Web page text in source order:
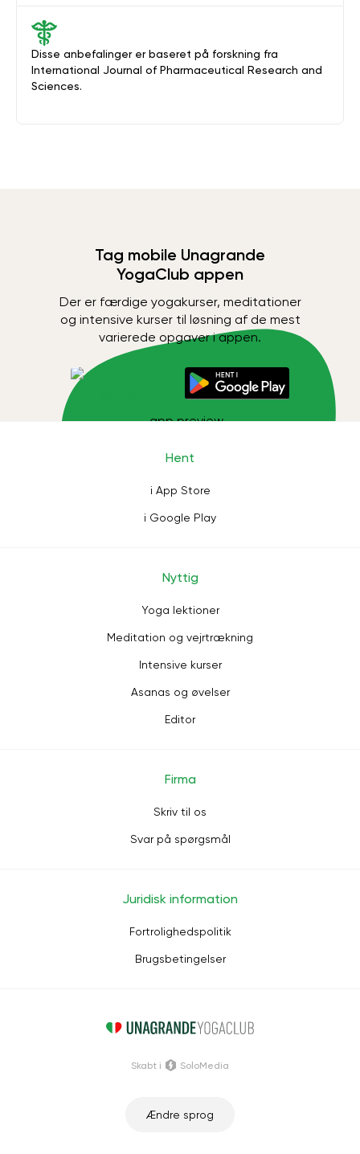
Disse anbefalinger er baseret på forskning fra
International Journal of Pharmaceutical Research and
Sciences.
Tag mobile Unagrande
YogaClub appen
Der er færdige yogakurser, meditationer
og intensive kurser til løsning af de mest
varierede opgaver i appen.
Hent
i App Store
i Google Play
Nyttig
Yoga lektioner
Meditation og vejrtrækning
Intensive kurser
Asanas og øvelser
Editor
Firma
Skriv til os
Svar på spørgsmål
Juridisk information
Fortrolighedspolitik
Brugsbetingelser
Ændre sprog
Skabt i SoloMedia